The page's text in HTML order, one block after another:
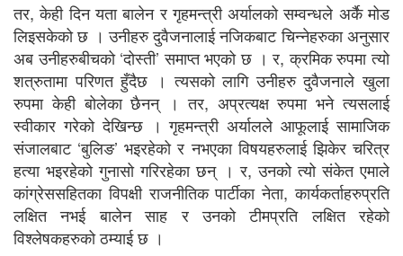
तर, केही दिन यता बालेन र गृहमन्त्री अर्यालको सम्वन्धले अर्कै मोड
लिइसकेको छ । उनीहरु दुवैजनालाई नजिकबाट चिन्नेहरुका अनुसार
अब उनीहरुबीचको ‘दोस्ती’ समाप्त भएको छ । र, क्रमिक रुपमा त्यो
शत्रुतामा परिणत हुँदैछ । त्यसको लागि उनीहरु दुवैजनाले खुला
रुपमा केही बोलेका छैनन् । तर, अप्रत्यक्ष रुपमा भने त्यसलाई
स्वीकार गरेको देखिन्छ । गृहमन्त्री अर्यालले आफूलाई सामाजिक
संजालबाट ‘बुलिङ’ भइरहेको र नभएका विषयहरुलाई झिकेर चरित्र
हत्या भइरहेको गुनासो गरिरहेका छन् । र, उनको त्यो संकेत एमाले
कांग्रेससहितका विपक्षी राजनीतिक पार्टीका नेता, कार्यकर्ताहरुप्रति
लक्षित नभई बालेन साह र उनको टीमप्रति लक्षित रहेको
विश्लेषकहरुको ठम्याई छ ।